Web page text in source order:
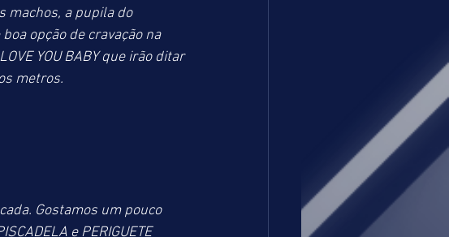
machos, a pupila do
opção de cravação na
YOU BABY que irão ditar
metros.
Gostamos um pouco
e PERIGUETE